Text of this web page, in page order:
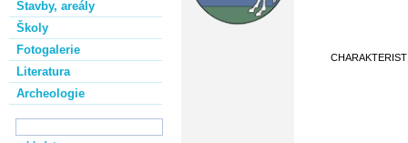
Stavby, areály
Školy
Fotogalerie
Literatura
Archeologie